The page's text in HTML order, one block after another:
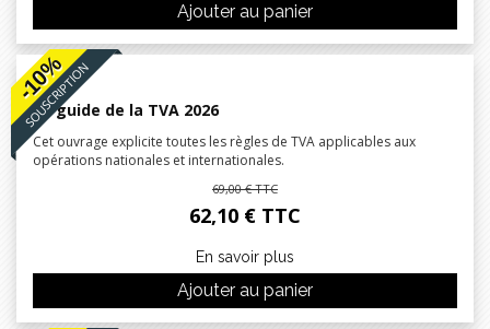
Ajouter au panier
SOUSCRIPTION
-10%
Le guide de la TVA 2026
Cet ouvrage explicite toutes les règles de TVA applicables aux
opérations nationales et internationales.
69,00 € TTC
62,10 € TTC
En savoir plus
Ajouter au panier